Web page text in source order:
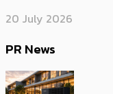
20 July 2026
PR News